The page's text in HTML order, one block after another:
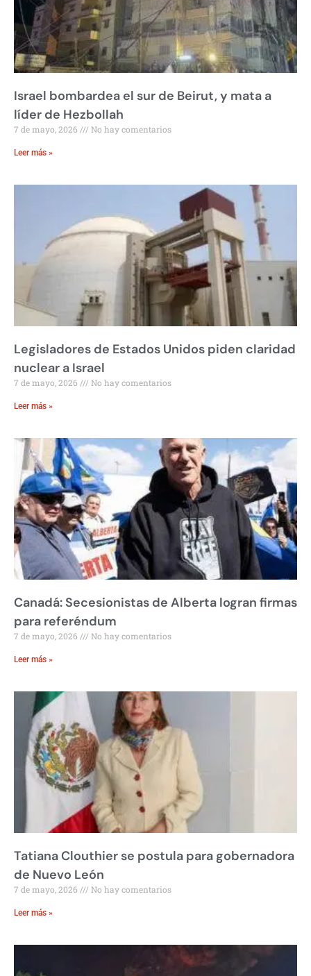
Israel bombardea el sur de Beirut, y mata a
líder de Hezbollah
7 de mayo, 2026 No hay comentarios
Leer más »
Legisladores de Estados Unidos piden claridad
nuclear a Israel
7 de mayo, 2026 No hay comentarios
Leer más »
Canadá: Secesionistas de Alberta logran firmas
para referéndum
7 de mayo, 2026 No hay comentarios
Leer más »
Tatiana Clouthier se postula para gobernadora
de Nuevo León
7 de mayo, 2026 No hay comentarios
Leer más »